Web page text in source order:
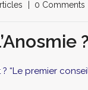
0 Comments
?
“Le premier